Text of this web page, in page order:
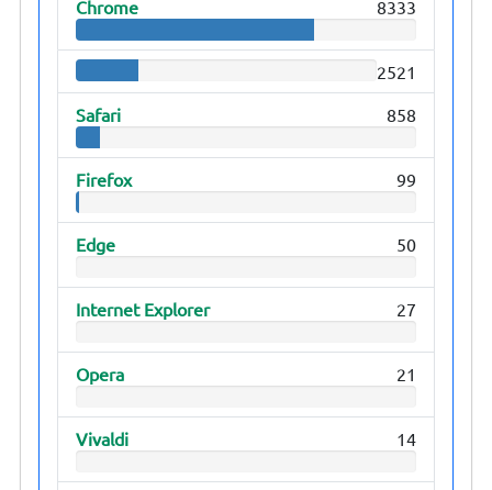
Chrome 8333
2521
Safari
858
Firefox 99
Edge 50
Internet Explorer 27
Opera 21
Vivaldi 14